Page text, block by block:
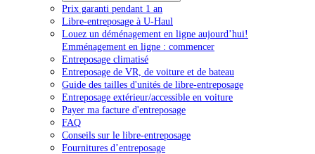
Prix garanti pendant 1 an
Libre-entreposage à U-Haul
Louez un déménagement en ligne aujourd’hui!
Emménagement en ligne : commencer
Entreposage climatisé
Entreposage de VR, de voiture et de bateau
Guide des tailles d'unités de libre-entreposage
Entreposage extérieur/accessible en voiture
Payer ma facture d'entreposage
FAQ
Conseils sur le libre-entreposage
Fournitures d’entreposage